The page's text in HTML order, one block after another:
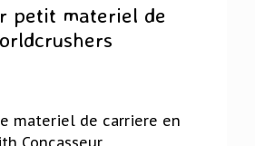
petit materiel de
materiel de carriere en
Concasseur